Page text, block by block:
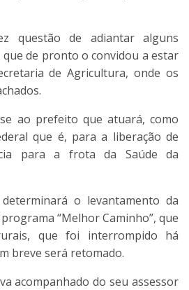
questão de adiantar alguns
de pronto o convidou a estar
de Agricultura, onde os
ao prefeito que atuará, como
que é, para a liberação de
para a frota da Saúde da
o levantamento da
“Melhor Caminho”, que
que foi interrompido há
breve será retomado.
acompanhado do seu assessor